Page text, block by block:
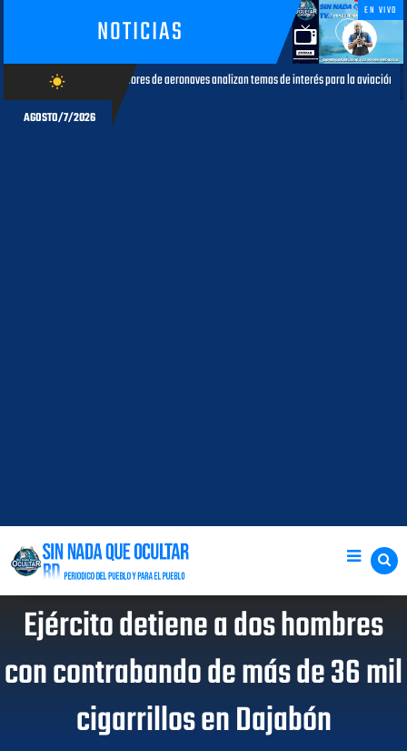
NOTICIAS
EN VIVO
wb_sunny
AGOSTO/7/2026
de aeronaves analizan temas de interés para la aviación civil AGOSTO 05, 2026
Ejército detiene a dos hombres
con contrabando de más de 36 mil
cigarrillos en Dajabón